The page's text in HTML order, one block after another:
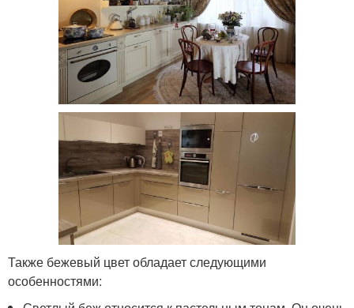
Также бежевый цвет обладает следующими
особенностями: